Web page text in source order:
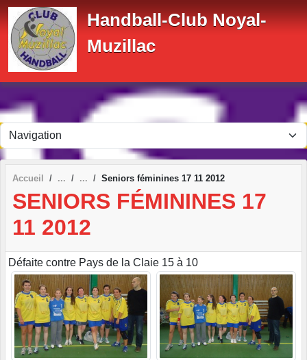
Handball-Club Noyal-
Muzillac
Accueil Seniors féminines 17 11 2012
SENIORS FÉMININES 17
11 2012
Défaite contre Pays de la Claie 15 à 10
Panneau de gestion des cookies